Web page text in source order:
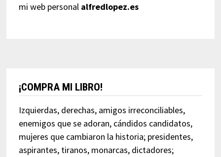
mi web personal alfredlopez.es
¡COMPRA MI LIBRO!
Izquierdas, derechas, amigos irreconciliables,
enemigos que se adoran, cándidos candidatos,
mujeres que cambiaron la historia; presidentes,
aspirantes, tiranos, monarcas, dictadores;